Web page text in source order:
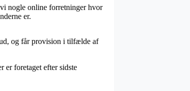
nogle online forretninger hvor
er.
og får provision i tilfælde af
er foretaget efter sidste